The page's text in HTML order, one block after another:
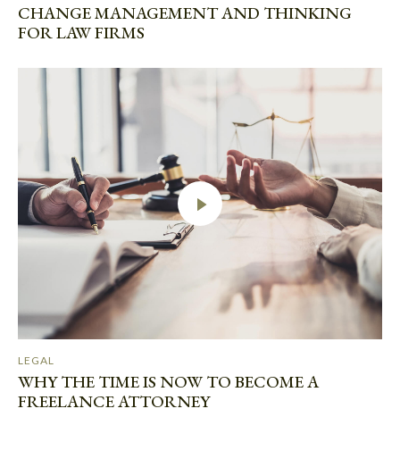
CHANGE MANAGEMENT AND THINKING
FOR LAW FIRMS
LEGAL
WHY THE TIME IS NOW TO BECOME A
FREELANCE ATTORNEY